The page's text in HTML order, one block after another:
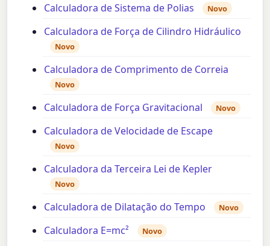
Calculadora de Sistema de Polias Novo
Calculadora de Força de Cilindro Hidráulico
Novo
Calculadora de Comprimento de Correia
Novo
Calculadora de Força Gravitacional Novo
Calculadora de Velocidade de Escape
Novo
Calculadora da Terceira Lei de Kepler
Novo
Calculadora de Dilatação do Tempo Novo
Calculadora E=mc² Novo